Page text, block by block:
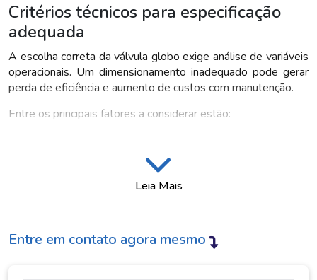
Critérios técnicos para especificação
adequada
A escolha correta da válvula globo exige análise de variáveis
operacionais. Um dimensionamento inadequado pode gerar
perda de eficiência e aumento de custos com manutenção.
Entre os principais fatores a considerar estão:
diferentes condições operacionais.
Material de fabricação: influencia na resistência à corrosão
do sistema.
Leia Mais
Entre em contato agora mesmo